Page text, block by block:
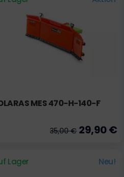
MES 470-H-140-F
35,00 €29,90 €
Lager Neu!